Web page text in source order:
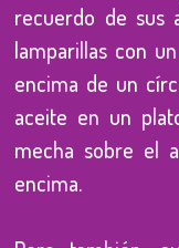
recuerdo de sus
lamparillas con
encima de un
aceite en un
mecha sobre el
encima.